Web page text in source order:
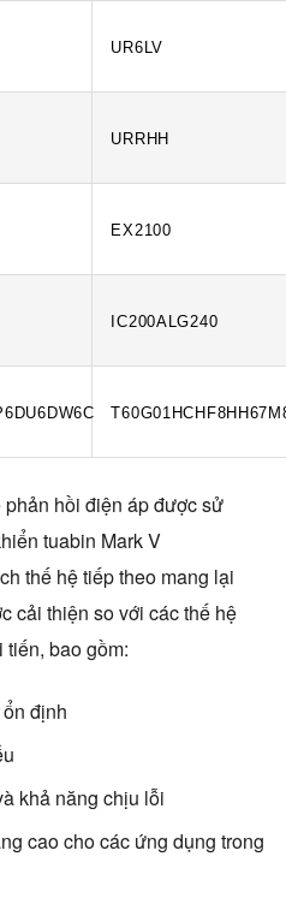
UR6LV
URRHH
EX2100
IC200ALG240
hồi điện áp được sử
tuabin Mark V
thế hệ tiếp theo mang lại
cải thiện so với các thế hệ
bao gồm:
định
khả năng chịu lỗi
cao cho các ứng dụng trong